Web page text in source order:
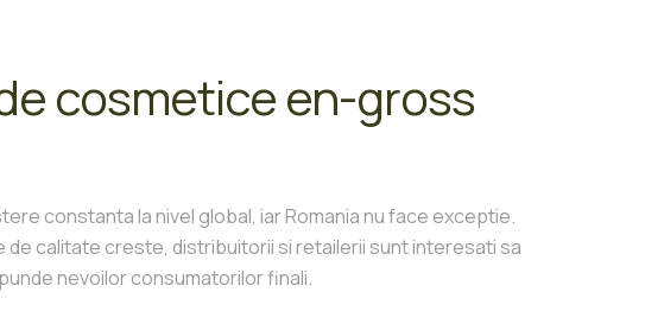
cosmetice en-gross
constanta la nivel global, iar Romania nu face exceptie.
calitate creste, distribuitorii si retailerii sunt interesati sa
nevoilor consumatorilor finali.